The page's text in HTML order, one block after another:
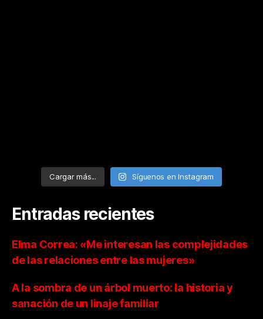
Cargar más... Síguenos en Instagram
Entradas recientes
Elma Correa: «Me interesan las complejidades
de las relaciones entre las mujeres»
A la sombra de un árbol muerto: la historia y
sanación de un linaje familiar